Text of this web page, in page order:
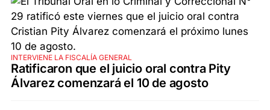
INTERVIENE LA FISCALÍA GENERAL
Ratificaron que el juicio oral contra Pity
Álvarez comenzará el 10 de agosto